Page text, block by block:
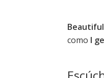
como I